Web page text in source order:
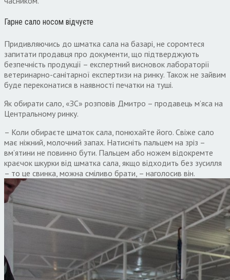
Гарне сало носом відчуєте
Придивляючись до шматка сала на базарі, не соромтеся
запитати продавця про документи, що підтверджують
безпечність продукції – експертний висновок лабораторії
ветеринарно-санітарної експертизи на ринку. Також не зайвим
буде переконатися в наявності печатки на туші.
Як обирати сало, «ЗС» розповів Дмитро – продавець м’яса на
Центральному ринку.
– Коли обираєте шматок сала, понюхайте його. Свіже сало
має ніжний, молочний запах. Натисніть пальцем на зріз –
вм’ятини не повинно бути. Пальцем або ножем відокремте
краєчок шкурки від шматка сала, якщо відходить без зусилля
– то це свинка, можна сміливо брати, – наголосив він.